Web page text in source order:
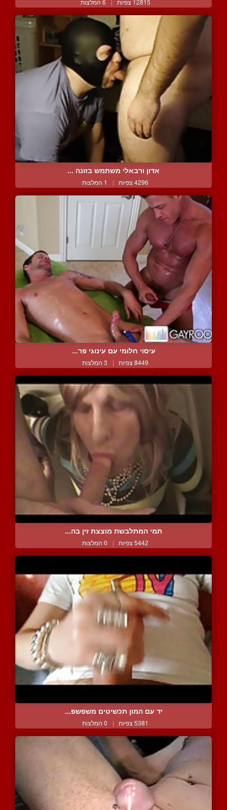
12815 צפיות 6 המלצות
אדון ורבאלי משתמש בזונה ...
4296 צפיות | 1 המלצות
עיסוי חלומי עם עינוגי פר...
8449 צפיות | 3 המלצות
תמי המתלבשת מוצצת זין בה...
5442 צפיות | 0 המלצות
יד עם המון תכשיטים משפשפ...
5381 צפיות | 0 המלצות